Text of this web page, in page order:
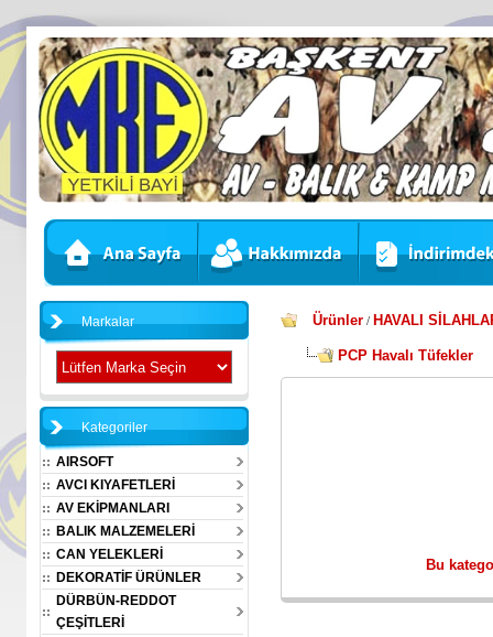
Markalar
Kategoriler
AIRSOFT
AVCI KIYAFETLERİ
AV EKİPMANLARI
BALIK MALZEMELERİ
CAN YELEKLERİ
DEKORATİF ÜRÜNLER
DÜRBÜN-REDDOT
ÇEŞİTLERİ
Ürünler / HAVALI
PCP Havalı Tüfekler
Bu